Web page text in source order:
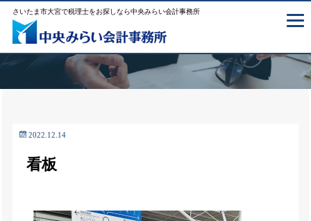
さいたま市大宮で税理士をお探しなら中央みらい会計事務所
2022.12.14
看板